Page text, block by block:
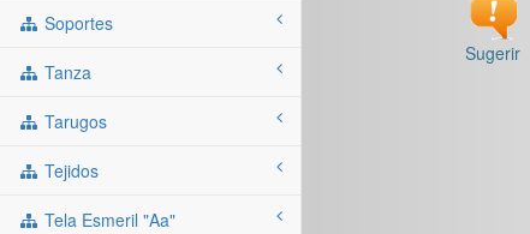
Soportes
Tanza
Tarugos
Tejidos
Tela Esmeril "aa"
Sugerir